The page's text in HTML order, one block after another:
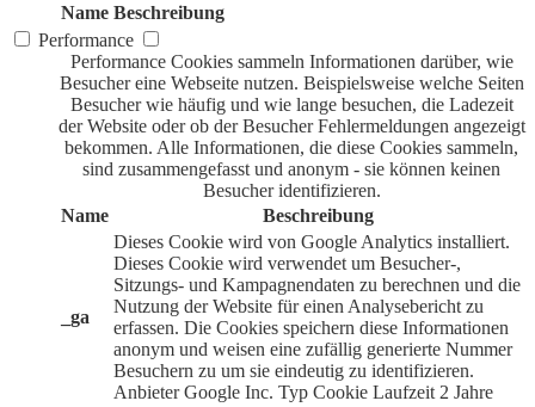
Name Beschreibung
Performance
Performance Cookies sammeln Informationen darüber, wie
Besucher eine Webseite nutzen. Beispielsweise welche Seiten
Besucher wie häufig und wie lange besuchen, die Ladezeit
der Website oder ob der Besucher Fehlermeldungen angezeigt
bekommen. Alle Informationen, die diese Cookies sammeln,
sind zusammengefasst und anonym - sie können keinen
Besucher identifizieren.
Name
Beschreibung
_ga
Dieses Cookie wird von Google Analytics installiert.
Dieses Cookie wird verwendet um Besucher-,
Sitzungs- und Kampagnendaten zu berechnen und die
Nutzung der Website für einen Analysebericht zu
erfassen. Die Cookies speichern diese Informationen
anonym und weisen eine zufällig generierte Nummer
Besuchern zu um sie eindeutig zu identifizieren.
Anbieter Google Inc. Typ Cookie Laufzeit 2 Jahre